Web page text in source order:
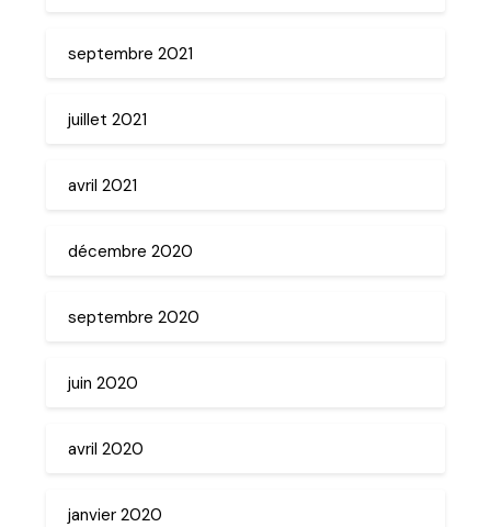
septembre 2021
juillet 2021
avril 2021
décembre 2020
septembre 2020
juin 2020
avril 2020
janvier 2020